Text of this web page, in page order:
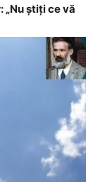
ştiţi ce vă